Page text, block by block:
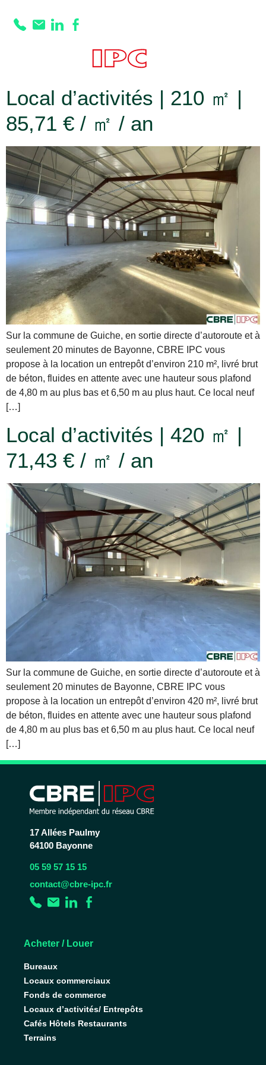
Prestation :
Dal béton
Local d’activités | 210 ㎡ |
85,71 € / ㎡ / an
Sur la commune de Guiche, en sortie directe d’autoroute et à
seulement 20 minutes de Bayonne, CBRE IPC vous
propose à la location un entrepôt d’environ 210 m², livré brut
de béton, fluides en attente avec une hauteur sous plafond
de 4,80 m au plus bas et 6,50 m au plus haut. Ce local neuf
[…]
Local d’activités | 420 ㎡ |
71,43 € / ㎡ / an
Sur la commune de Guiche, en sortie directe d’autoroute et à
seulement 20 minutes de Bayonne, CBRE IPC vous
propose à la location un entrepôt d’environ 420 m², livré brut
de béton, fluides en attente avec une hauteur sous plafond
de 4,80 m au plus bas et 6,50 m au plus haut. Ce local neuf
[…]
17 Allées Paulmy
64100 Bayonne
05 59 57 15 15
contact@cbre-ipc.fr
Acheter / Louer
Bureaux
Locaux commerciaux
Fonds de commerce
Locaux d’activités/ Entrepôts
Cafés Hôtels Restaurants
Terrains